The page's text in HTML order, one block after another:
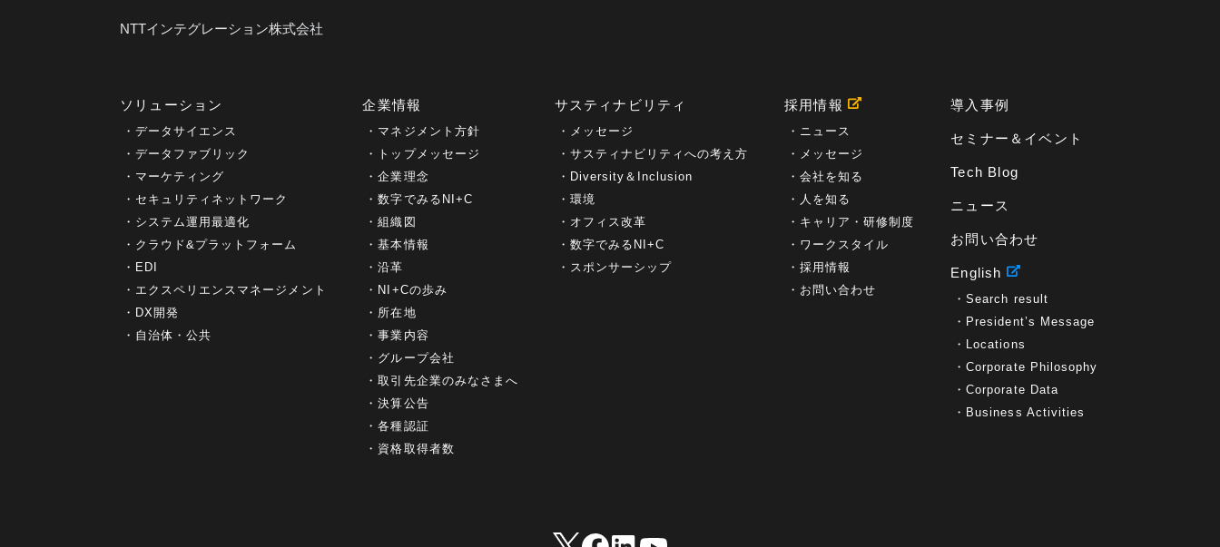
NTTインテグレーション株式会社
ソリューション
データサイエンス
データファブリック
マーケティング
セキュリティネットワーク
システム運用最適化
クラウド&プラットフォーム
EDI
エクスペリエンスマネージメント
DX開発
自治体・公共
企業情報
マネジメント方針
トップメッセージ
企業理念
数字でみるNI+C
組織図
基本情報
沿革
NI+Cの歩み
所在地
事業内容
グループ会社
取引先企業のみなさまへ
決算公告
各種認証
資格取得者数
サスティナビリティ
メッセージ
サスティナビリティへの考え方
Diversity＆Inclusion
環境
オフィス改革
数字でみるNI+C
スポンサーシップ
採用情報
ニュース
メッセージ
会社を知る
人を知る
キャリア・研修制度
ワークスタイル
採用情報
お問い合わせ
導入事例
セミナー＆イベント
Tech Blog
ニュース
お問い合わせ
English
Search result
President’s Message
Locations
Corporate Philosophy
Corporate Data
Business Activities